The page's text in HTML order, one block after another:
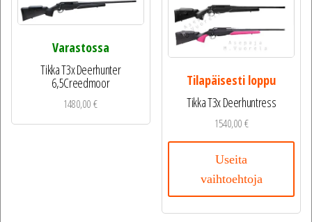
Varastossa
Tikka T3x Deerhunter
6,5Creedmoor
1480,00€
Tilapäisesti loppu
Tikka T3x Deerhuntress
1540,00€
Useita
vaihtoehtoja